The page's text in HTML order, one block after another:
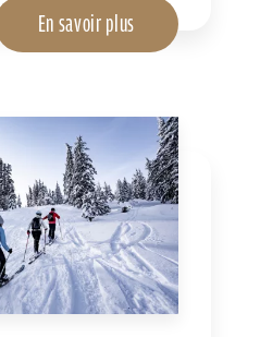
En savoir plus